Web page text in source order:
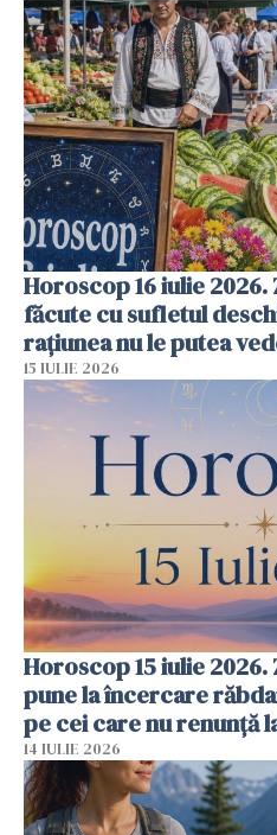
Horoscop 16 iulie
făcute cu sufletul
rațiunea nu le putea
15 IULIE 2026
Horoscop 15 iulie
pune la încercare
pe cei care nu renunță
14 IULIE 2026